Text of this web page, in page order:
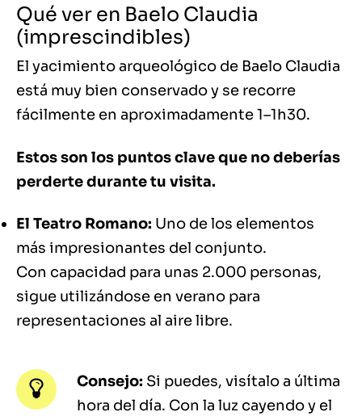
Qué ver en Baelo Claudia
(imprescindibles)
El yacimiento arqueológico de Baelo Claudia
está muy bien conservado y se recorre
fácilmente en aproximadamente 1–1h30.
Estos son los puntos clave que no deberías
perderte durante tu visita.
El Teatro Romano: Uno de los elementos
más impresionantes del conjunto.
Con capacidad para unas 2.000 personas,
sigue utilizándose en verano para
representaciones al aire libre.
Consejo: Si puedes, visítalo a última
hora del día. Con la luz cayendo y el